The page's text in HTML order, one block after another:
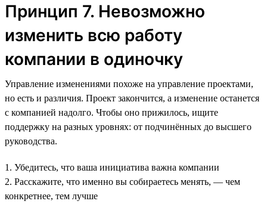
Принцип 7. Невозможно
изменить всю работу
компании в одиночку
Управление изменениями похоже на управление проектами,
но есть и различия. Проект закончится, а изменение останется
с компанией надолго. Чтобы оно прижилось, ищите
поддержку на разных уровнях: от подчинённых до высшего
руководства.
1. Убедитесь, что ваша инициатива важна компании
2. Расскажите, что именно вы собираетесь менять, — чем
конкретнее, тем лучше